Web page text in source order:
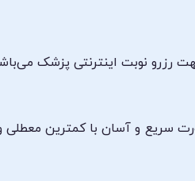
رزرو نوبت اینترنتی پزشک
سریع و آسان با کمترین معطلی